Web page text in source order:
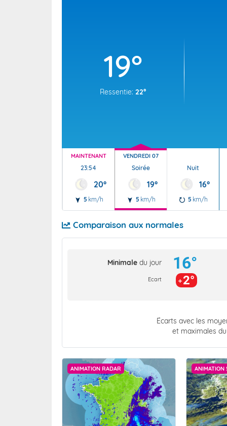
19°
Ressentie: 22°
MAINTENANT
23:54
20°
5 km/h
VENDREDI 07
Soirée
19°
5 km/h
Nuit
16°
5 km/h
Comparaison aux normales
Minimale du jour
Ecart
16°
2°
Écarts avec les
et maximales
ANIMATION RADAR ANIMATION